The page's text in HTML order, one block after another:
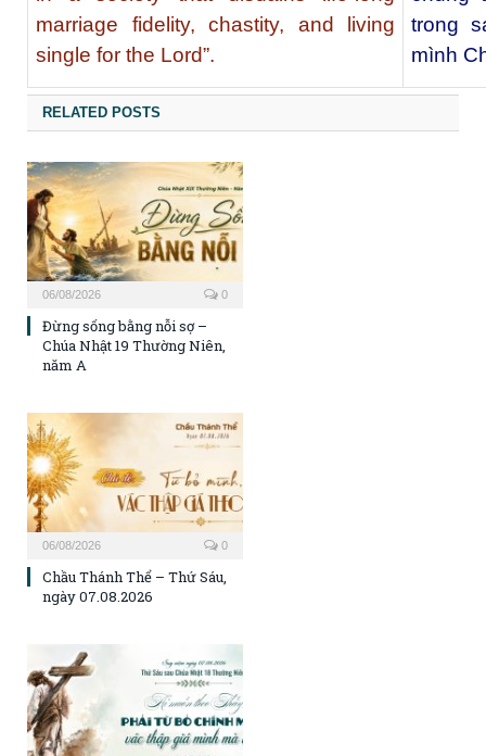
marriage fidelity, chastity, and living
single for the Lord”.
trong
mình
RELATED POSTS
06/08/2026 0
Đừng sống bằng nỗi sợ –
Chúa Nhật 19 Thường Niên,
năm A
06/08/2026 0
Chầu Thánh Thể – Thứ Sáu,
ngày 07.08.2026